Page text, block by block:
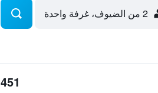
2 من الضيوف، غرفة واحدة
451 ﷼